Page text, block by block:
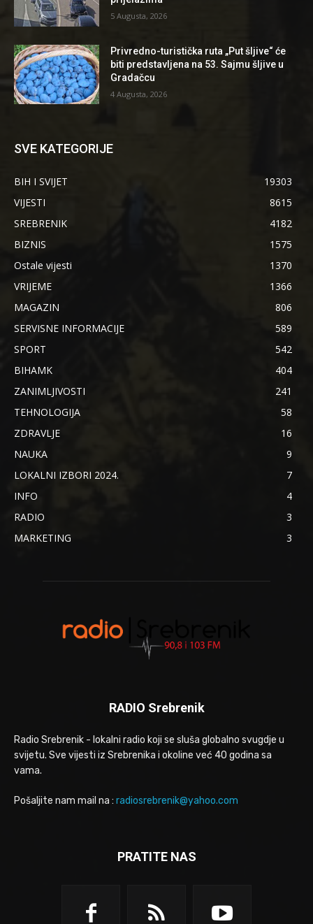
5 Augusta, 2026
Privredno-turistička ruta „Put šljive“ će
biti predstavljena na 53. Sajmu šljive u
Gradačcu
4 Augusta, 2026
SVE KATEGORIJE
BIH I SVIJET
19303
VIJESTI
8615
SREBRENIK
4182
BIZNIS
1575
Ostale vijesti
1370
VRIJEME
1366
MAGAZIN
806
SERVISNE INFORMACIJE
589
SPORT
542
BIHAMK
404
ZANIMLJIVOSTI
241
TEHNOLOGIJA
58
ZDRAVLJE
16
NAUKA
9
LOKALNI IZBORI 2024.
7
INFO
4
RADIO
3
MARKETING
3
RADIO Srebrenik
Radio Srebrenik - lokalni radio koji se sluša globalno svugdje u
svijetu. Sve vijesti iz Srebrenika i okoline već 40 godina sa
vama.
Pošaljite nam mail na : radiosrebrenik@yahoo.com
PRATITE NAS